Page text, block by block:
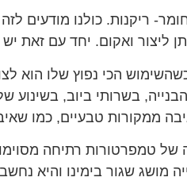
ריקנות. כולנו מודעים
ואקום. יחד עם זאת
הכי נפוץ שלו הוא
בשרותי ביוב,
ממקורות טבעיים, כמו
של טמפרטורות רתיחה
מושג שגור בימינו והיא